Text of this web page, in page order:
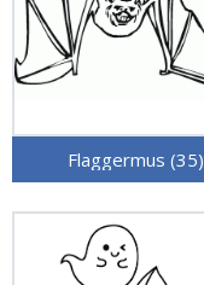
Flaggermus (35)